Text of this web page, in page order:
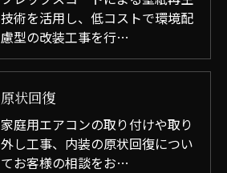
技術を活用し、低コストで環境配
慮型の改装工事を行…
原状回復
家庭用エアコンの取り付けや取り
外し工事、内装の原状回復につい
てお客様の相談をお…